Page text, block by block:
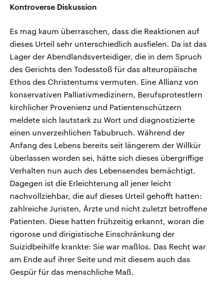
Kontroverse Diskussion
Es mag kaum überraschen, dass die Reaktionen auf
dieses Urteil sehr unterschiedlich ausfielen. Da ist das
Lager der Abendlandsverteidiger, die in dem Spruch
des Gerichts den Todesstoß für das alteuropäische
Ethos des Christentums vermuten. Eine Allianz von
konservativen Palliativmedizinern, Berufsprotestlern
kirchlicher Provenienz und Patientenschützern
meldete sich lautstark zu Wort und diagnostizierte
einen unverzeihlichen Tabubruch. Während der
Anfang des Lebens bereits seit längerem der Willkür
überlassen worden sei, hätte sich dieses übergriffige
Verhalten nun auch des Lebensendes bemächtigt.
Dagegen ist die Erleichterung all jener leicht
nachvollziehbar, die auf dieses Urteil gehofft hatten:
zahlreiche Juristen, Ärzte und nicht zuletzt betroffene
Patienten. Diese hatten frühzeitig erkannt, woran die
rigorose und dirigistische Einschränkung der
Suizidbeihilfe krankte: Sie war maßlos. Das Recht war
am Ende auf ihrer Seite und mit diesem auch das
Gespür für das menschliche Maß.